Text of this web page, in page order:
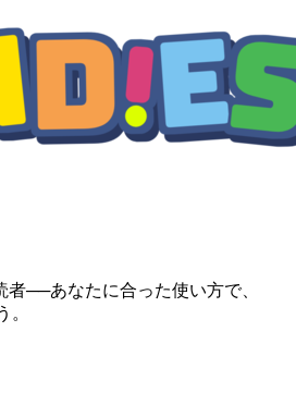
者──あなたに合った使い方で、
。